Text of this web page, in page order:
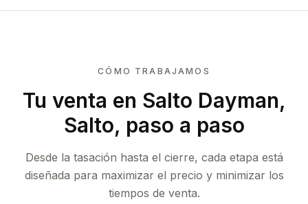
CÓMO TRABAJAMOS
Tu venta en Salto Dayman,
Salto, paso a paso
Desde la tasación hasta el cierre, cada etapa está
diseñada para maximizar el precio y minimizar los
tiempos de venta.